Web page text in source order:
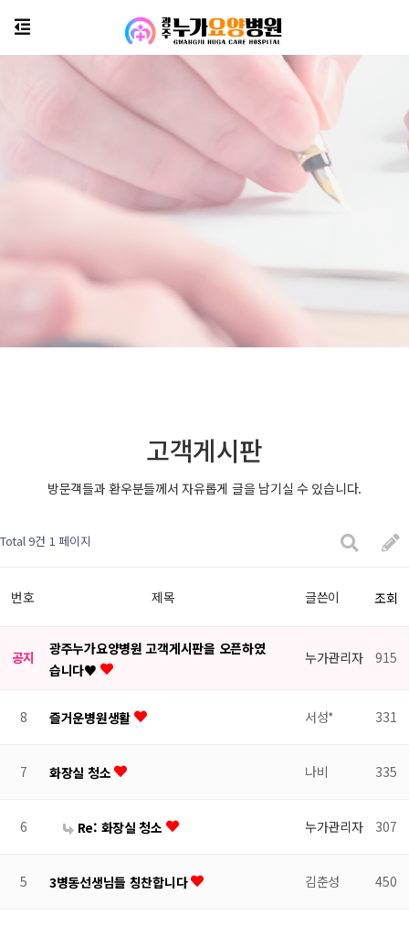
고객게시판
방문객들과 환우분들께서 자유롭게 글을 남기실 수 있습니다.
Total 9건 1 페이지
번호 제목 글쓴이 조회
공지
광주누가요양병원 고객게시판을 오픈하였
습니다♥
누가관리자 915
8 즐거운병원생활 서성* 331
7 화장실 청소 나비 335
6 Re: 화장실 청소 누가관리자 307
5 3병동선생님들 칭찬합니다 김춘성 450